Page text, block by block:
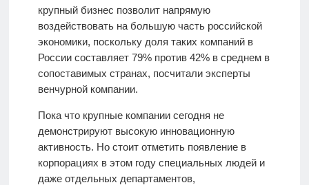
крупный бизнес позволит напрямую
воздействовать на большую часть российской
экономики, поскольку доля таких компаний в
России составляет 79% против 42% в среднем в
сопоставимых странах, посчитали эксперты
венчурной компании.
Пока что крупные компании сегодня не
демонстрируют высокую инновационную
активность. Но стоит отметить появление в
корпорациях в этом году специальных людей и
даже отдельных департаментов,